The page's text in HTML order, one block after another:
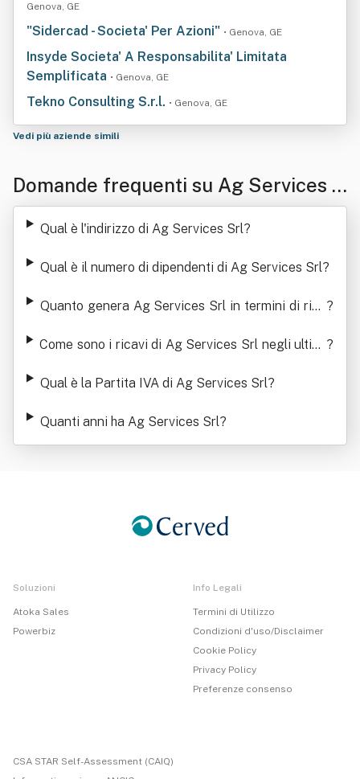
Genova, GE
"Sidercad - Societa' Per Azioni" • Genova, GE
Insyde Societa' A Responsabilita' Limitata
Semplificata • Genova, GE
Tekno Consulting S.r.l. • Genova, GE
Vedi più aziende simili
Domande frequenti su Ag Services S
rl
Qual è l'indirizzo di Ag Services Srl?
Qual è il numero di dipendenti di Ag Services Srl?
Quanto genera Ag Services Srl in termini di rica ?
Come sono i ricavi di Ag Services Srl negli ultimi ?
Qual è la Partita IVA di Ag Services Srl?
Quanti anni ha Ag Services Srl?
Soluzioni
Atoka Sales
Powerbiz
Info Legali
Termini di Utilizzo
Condizioni d'uso/Disclaimer
Cookie Policy
Privacy Policy
Preferenze consenso
CSA STAR Self-Assessment (CAIQ)